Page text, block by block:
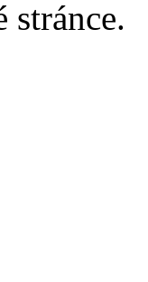
stránce.